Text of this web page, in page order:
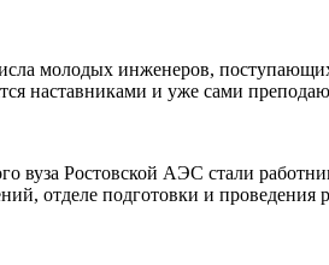
числа молодых инженеров,
наставниками и уже сами
вуза Ростовской АЭС стали
отделе подготовки и